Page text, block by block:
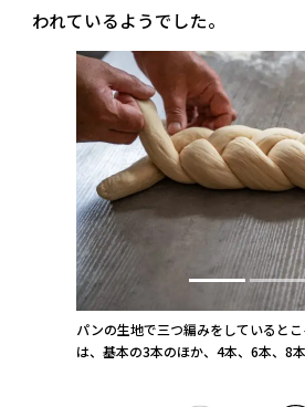
われているようでした。
パンの生地で三つ編みをしていると
は、基本の3本のほか、4本、6本、8